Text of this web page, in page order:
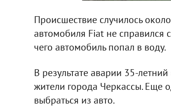
Происшествие случилось
автомобиля Fiat не справился
чего автомобиль попал в воду.
В результате аварии 35-
жители города Черкассы. Еще
выбраться из авто.